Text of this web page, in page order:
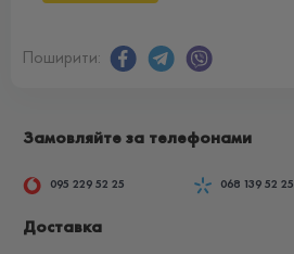
Поширити:
Замовляйте за телефонами
095 229 52 25 068 139 52 25
Доставка